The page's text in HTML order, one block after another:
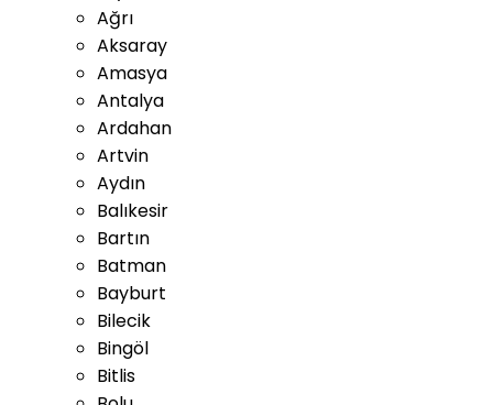
Ağrı
Aksaray
Amasya
Antalya
Ardahan
Artvin
Aydın
Balıkesir
Bartın
Batman
Bayburt
Bilecik
Bingöl
Bitlis